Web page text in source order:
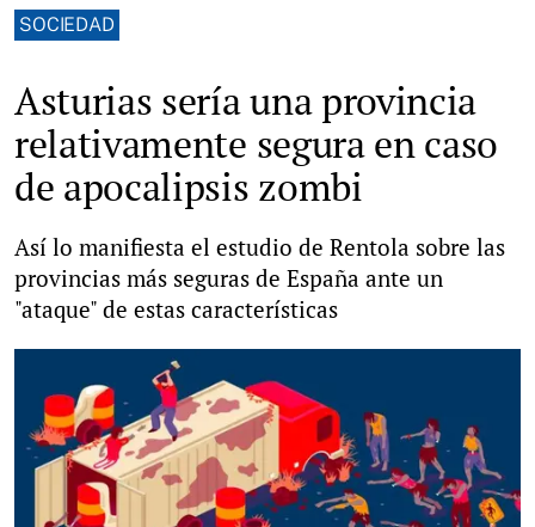
SOCIEDAD
Asturias sería una provincia
relativamente segura en caso
de apocalipsis zombi
Así lo manifiesta el estudio de Rentola sobre las
provincias más seguras de España ante un
"ataque" de estas características